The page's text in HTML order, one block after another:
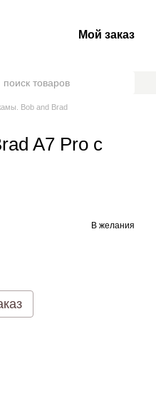
Мой заказ
Bob and Brad
A7 Pro с
В желания